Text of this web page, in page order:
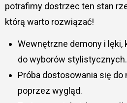
potrafimy dostrzec ten stan
którą warto rozwiązać!
Wewnętrzne demony i lęki,
do wyborów stylistycznych.
Próba dostosowania się do
poprzez wygląd.